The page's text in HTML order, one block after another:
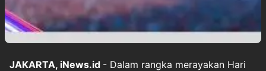
JAKARTA, iNews.id - Dalam rangka merayakan Hari